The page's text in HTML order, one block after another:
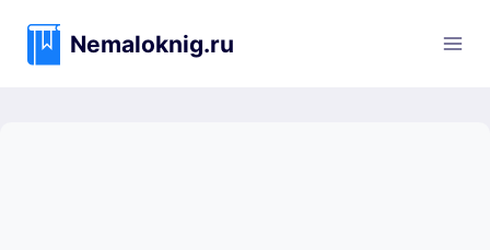
содержимому
Nemaloknig.ru